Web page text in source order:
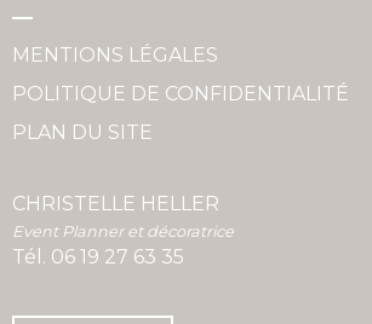
MENTIONS LÉGALES
POLITIQUE DE CONFIDENTIALITÉ
PLAN DU SITE
CHRISTELLE HELLER
Event Planner et décoratrice
Tél. 06 19 27 63 35